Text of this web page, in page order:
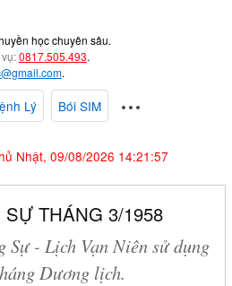
học chuyên sâu.
0817.505.493.
.
Lý
Bói SIM
Nhật, 09/08/2026 14:21:58
THÁNG 3/1958
Sự - Lịch Vạn Niên sử dụng
Dương lịch.